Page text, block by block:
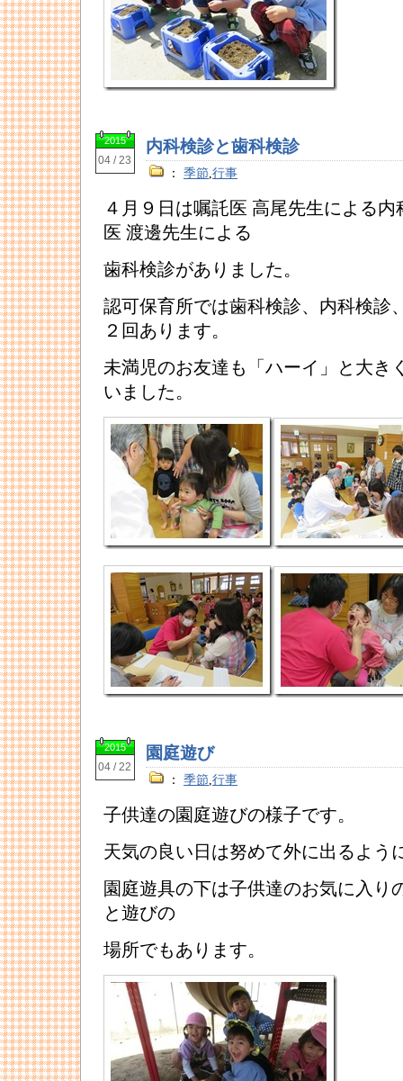
2015
04 / 23
内科検診と歯科検診
： 季節,行事
４月９日は嘱託医 高尾先生による
医 渡邊先生による
歯科検診がありました。
認可保育所では歯科検診、内科検診
２回あります。
未満児のお友達も「ハーイ」と大き
いました。
2015
04 / 22
園庭遊び
： 季節,行事
子供達の園庭遊びの様子です。
天気の良い日は努めて外に出るよう
園庭遊具の下は子供達のお気に入り
と遊びの
場所でもあります。